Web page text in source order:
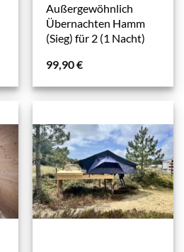
Außergewöhnlich
Übernachten Hamm
(Sieg) für 2 (1 Nacht)
99,90€